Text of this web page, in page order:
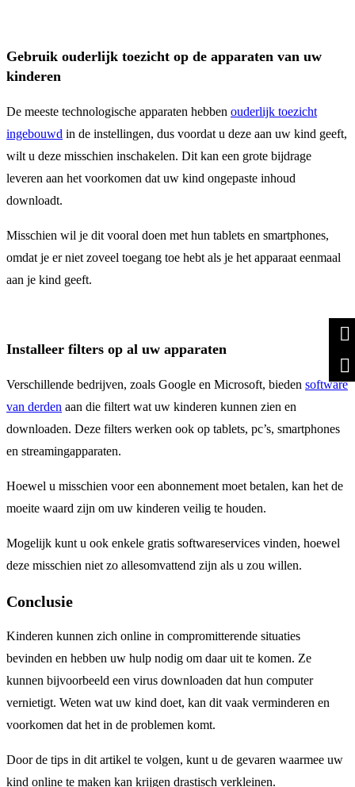
Gebruik ouderlijk toezicht op de apparaten van uw
kinderen
De meeste technologische apparaten hebben ouderlijk toezicht
ingebouwd in de instellingen, dus voordat u deze aan uw kind geeft,
wilt u deze misschien inschakelen. Dit kan een grote bijdrage
leveren aan het voorkomen dat uw kind ongepaste inhoud
downloadt.
Misschien wil je dit vooral doen met hun tablets en smartphones,
omdat je er niet zoveel toegang toe hebt als je het apparaat eenmaal
aan je kind geeft.
Installeer filters op al uw apparaten
Verschillende bedrijven, zoals Google en Microsoft, bieden software
van derden aan die filtert wat uw kinderen kunnen zien en
downloaden. Deze filters werken ook op tablets, pc’s, smartphones
en streamingapparaten.
Hoewel u misschien voor een abonnement moet betalen, kan het de
moeite waard zijn om uw kinderen veilig te houden.
Mogelijk kunt u ook enkele gratis softwareservices vinden, hoewel
deze misschien niet zo allesomvattend zijn als u zou willen.
Conclusie
Kinderen kunnen zich online in compromitterende situaties
bevinden en hebben uw hulp nodig om daar uit te komen. Ze
kunnen bijvoorbeeld een virus downloaden dat hun computer
vernietigt. Weten wat uw kind doet, kan dit vaak verminderen en
voorkomen dat het in de problemen komt.
Door de tips in dit artikel te volgen, kunt u de gevaren waarmee uw
kind online te maken kan krijgen drastisch verkleinen.